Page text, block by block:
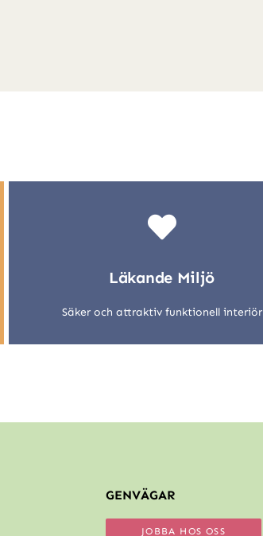
Läkande Miljö
Säker och attraktiv funktionell interiör
GENVÄGAR
JOBBA HOS OSS